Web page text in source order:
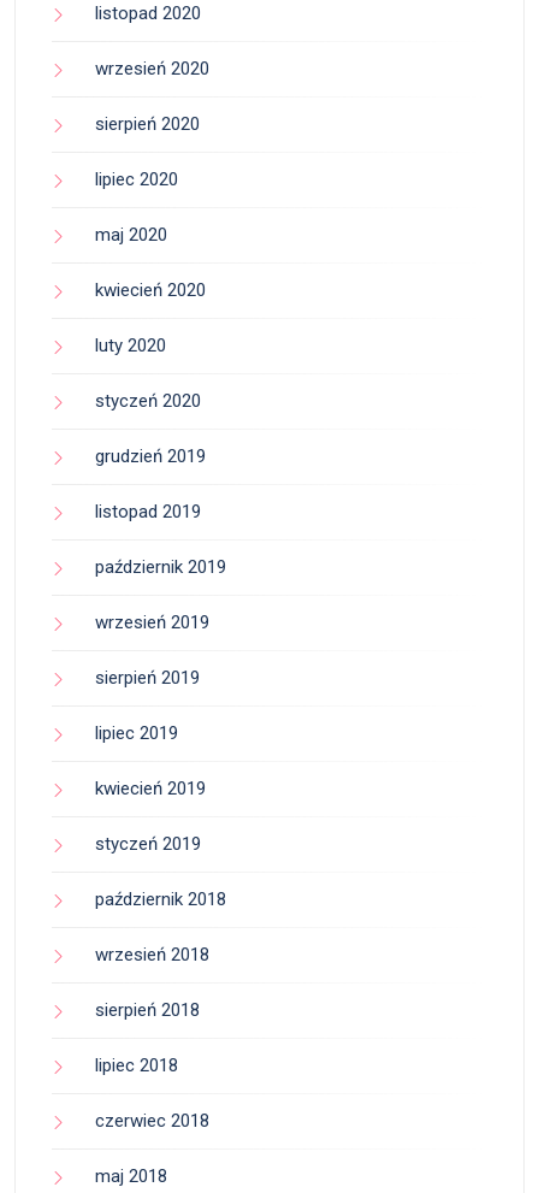
listopad 2020
wrzesień 2020
sierpień 2020
lipiec 2020
maj 2020
kwiecień 2020
luty 2020
styczeń 2020
grudzień 2019
listopad 2019
październik 2019
wrzesień 2019
sierpień 2019
lipiec 2019
kwiecień 2019
styczeń 2019
październik 2018
wrzesień 2018
sierpień 2018
lipiec 2018
czerwiec 2018
maj 2018